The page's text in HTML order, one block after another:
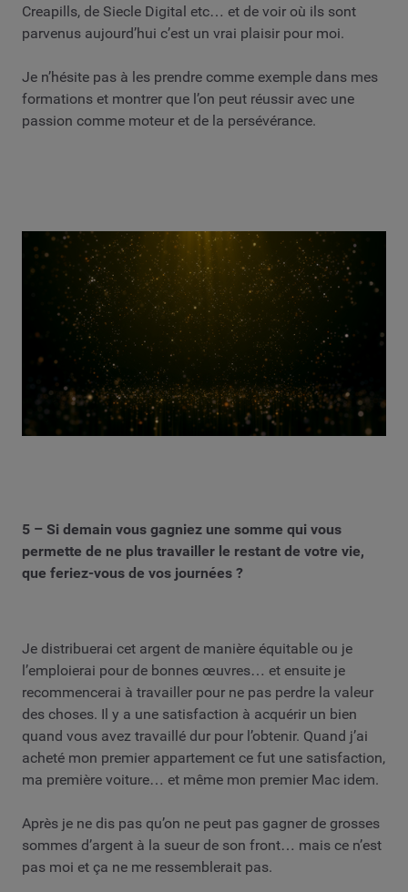
Creapills, de Siecle Digital etc… et de voir où ils sont
parvenus aujourd’hui c’est un vrai plaisir pour moi.
Je n’hésite pas à les prendre comme exemple dans mes
formations et montrer que l’on peut réussir avec une
passion comme moteur et de la persévérance.
5 – Si demain vous gagniez une somme qui vous
permette de ne plus travailler le restant de votre vie,
que feriez-vous de vos journées ?
Je distribuerai cet argent de manière équitable ou je
l’emploierai pour de bonnes œuvres… et ensuite je
recommencerai à travailler pour ne pas perdre la valeur
des choses. Il y a une satisfaction à acquérir un bien
quand vous avez travaillé dur pour l’obtenir. Quand j’ai
acheté mon premier appartement ce fut une satisfaction,
ma première voiture… et même mon premier Mac idem.
Après je ne dis pas qu’on ne peut pas gagner de grosses
sommes d’argent à la sueur de son front… mais ce n’est
pas moi et ça ne me ressemblerait pas.